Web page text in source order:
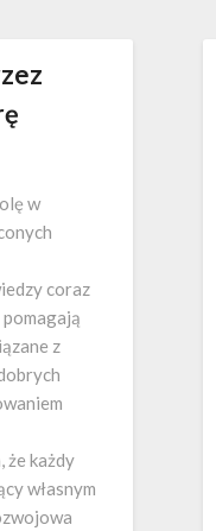
w
coraz
z
że każdy
własnym